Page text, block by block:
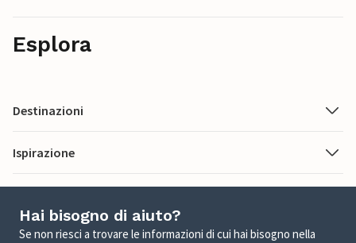
Esplora
Destinazioni
Ispirazione
Hai bisogno di aiuto?
Se non riesci a trovare le informazioni di cui hai bisogno nella